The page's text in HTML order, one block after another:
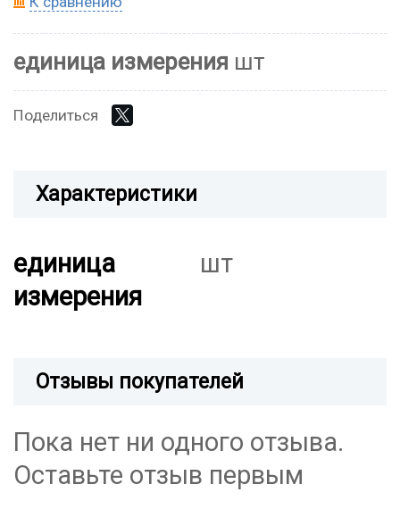
единица измерения шт
Поделиться
Характеристики
единица
измерения
шт
Отзывы покупателей
Пока нет ни одного отзыва.
Оставьте отзыв первым